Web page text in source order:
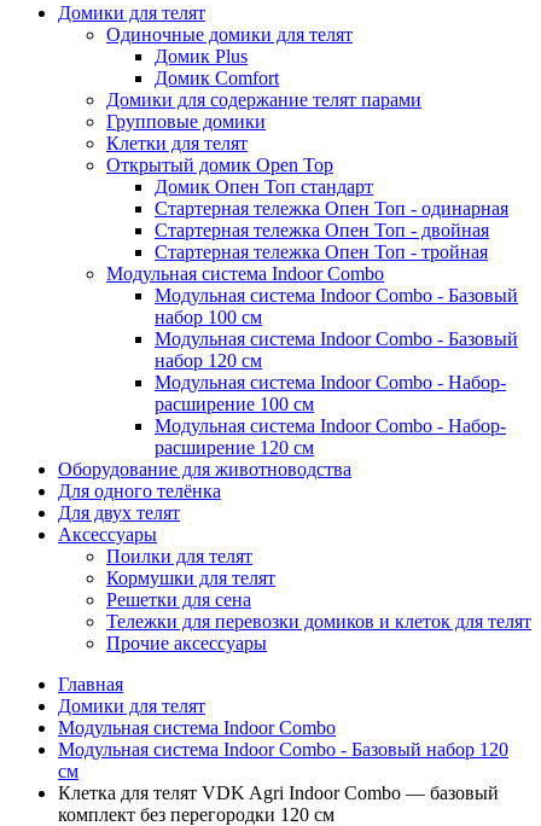
Домики для телят
Одиночные домики для телят
Домик Plus
Домик Comfort
Домики для содержание телят парами
Групповые домики
Клетки для телят
Открытый домик Open Top
Домик Опен Топ стандарт
Стартерная тележка Опен Топ - одинарная
Стартерная тележка Опен Топ - двойная
Стартерная тележка Опен Топ - тройная
Модульная система Indoor Combo
Модульная система Indoor Combo - Базовый
набор 100 см
Модульная система Indoor Combo - Базовый
набор 120 см
Модульная система Indoor Combo - Набор-
расширение 100 см
Модульная система Indoor Combo - Набор-
расширение 120 см
Оборудование для животноводства
Для одного телёнка
Для двух телят
Аксессуары
Поилки для телят
Кормушки для телят
Решетки для сена
Тележки для перевозки домиков и клеток для телят
Прочие аксессуары
Главная
Домики для телят
Модульная система Indoor Combo
Модульная система Indoor Combo - Базовый набор 120
см
Клетка для телят VDK Agri Indoor Combo — базовый
комплект без перегородки 120 см